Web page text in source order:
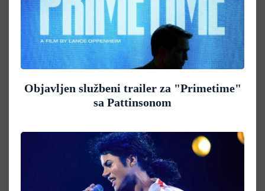
Objavljen službeni trailer za "Primetime"
sa Pattinsonom